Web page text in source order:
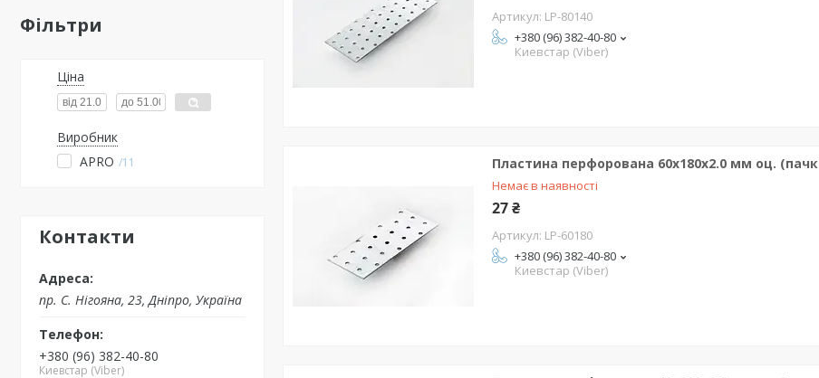
Фільтри
Ціна
Виробник
APRO
11
Контакти
пр. С. Нігояна, 23, Дніпро, Україна
+380 (96) 382-40-80
Киевстар (Viber)
LP-80140
+380 (96) 382-40-80
Киевстар (Viber)
Пластина перфорована 60х180х2.0 мм оц.
Немає в наявності
27 ₴
LP-60180
+380 (96) 382-40-80
Киевстар (Viber)